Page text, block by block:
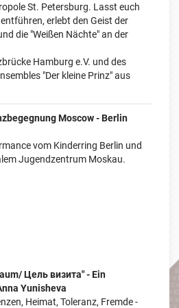
St. Petersburg. Lasst euch
erlebt den Geist der
die "Weißen Nächte" an der
Hamburg e.V. und des
"Der kleine Prinz" aus
Moscow - Berlin
vom Kinderring Berlin und
Jugendzentrum Moskau.
Цель визита" - Ein
Yunisheva
Heimat, Toleranz, Fremde -